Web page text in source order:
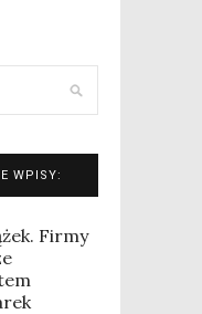
WPISY:
Firmy